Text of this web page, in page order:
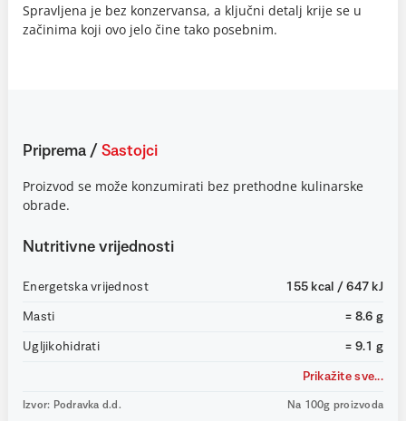
Spravljena je bez konzervansa, a ključni detalj krije se u
začinima koji ovo jelo čine tako posebnim.
Priprema / Sastojci
Proizvod se može konzumirati bez prethodne kulinarske
obrade.
Nutritivne vrijednosti
Energetska vrijednost 155 kcal / 647 kJ
Masti = 8.6 g
Ugljikohidrati = 9.1 g
Prikažite sve...
Izvor: Podravka d.d. Na 100g proizvoda